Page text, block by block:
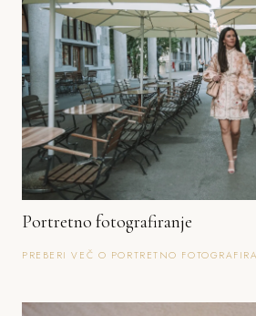
Portretno fotografiranje
PREBERI VEČ O PORTRETNO